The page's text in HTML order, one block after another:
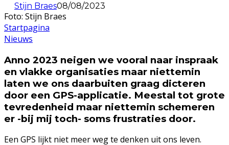
Stijn Braes08/08/2023
Foto: Stijn Braes
Startpagina
Nieuws
Anno 2023 neigen we vooral naar inspraak
en vlakke organisaties maar niettemin
laten we ons daarbuiten graag dicteren
door een GPS-applicatie. Meestal tot grote
tevredenheid maar niettemin schemeren
er -bij mij toch- soms frustraties door.
Een GPS lijkt niet meer weg te denken uit ons leven.